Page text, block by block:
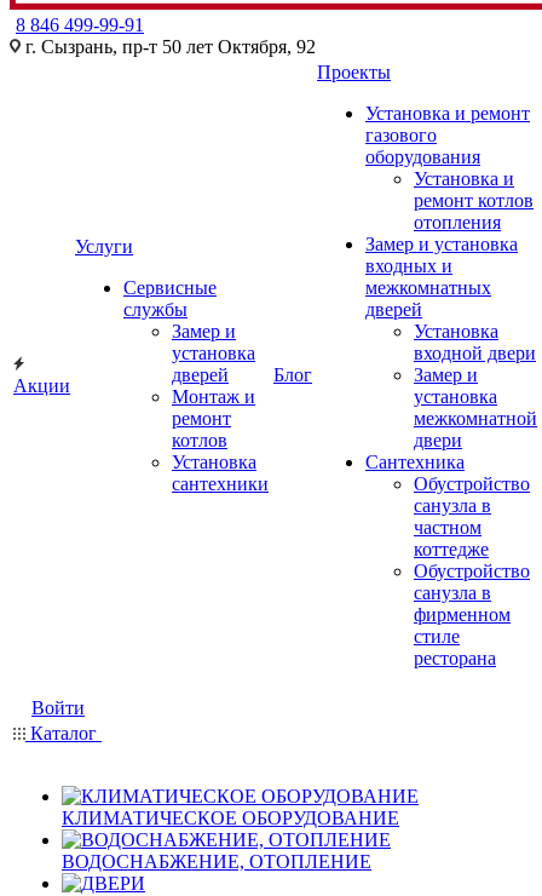
8 846 499-99-91
г. Сызрань, пр-т 50 лет Октября, 92
Акции
Услуги
Сервисные
службы
Замер и
установка
дверей
Монтаж и
ремонт
котлов
Установка
сантехники
Блог
Проекты
Установка и ремонт
газового
оборудования
Установка и
ремонт котлов
отопления
Замер и установка
входных и
межкомнатных
дверей
Установка
входной двери
Замер и
установка
межкомнатной
двери
Сантехника
Обустройство
санузла в
частном
коттедже
Обустройство
санузла в
фирменном
стиле
ресторана
Войти
Каталог
КЛИМАТИЧЕСКОЕ ОБОРУДОВАНИЕ
ВОДОСНАБЖЕНИЕ, ОТОПЛЕНИЕ